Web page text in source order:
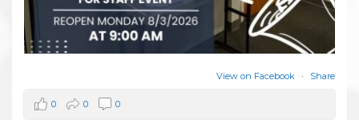
View on Facebook · Share
0 0 0